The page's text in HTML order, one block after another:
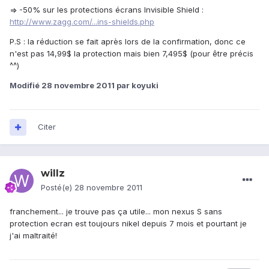
=> -50% sur les protections écrans Invisible Shield :
http://www.zagg.com/...ins-shields.php
P.S : la réduction se fait après lors de la confirmation, donc ce
n'est pas 14,99$ la protection mais bien 7,495$ (pour être précis
^^)
Modifié 28 novembre 2011 par koyuki
Citer
willz
Posté(e) 28 novembre 2011
franchement... je trouve pas ça utile... mon nexus S sans
protection ecran est toujours nikel depuis 7 mois et pourtant je
j'ai maltraité!